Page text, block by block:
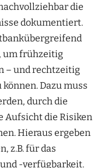
die
dokumentiert.
um frühzeitig
– und rechtzeitig
Dazu muss
durch die
Aufsicht die Risiken
Hieraus ergeben
z.B. für das
-verfügbarkeit.